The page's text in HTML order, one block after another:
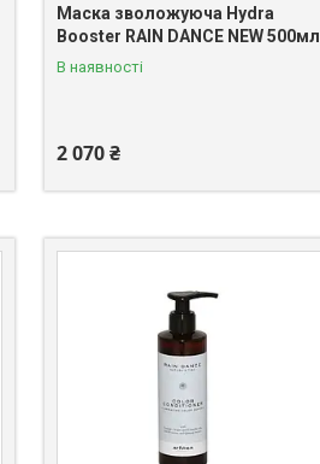
Маска зволожуюча Hydra
Booster RAIN DANCE NEW 500мл
В наявності
2 070 ₴